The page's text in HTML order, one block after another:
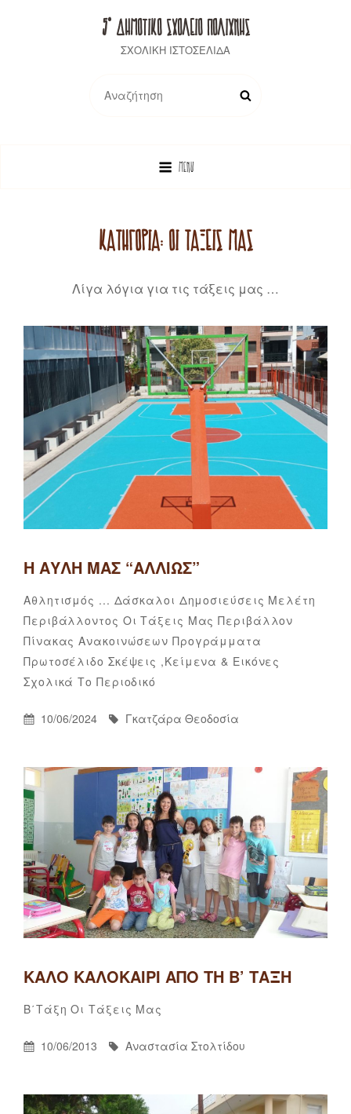
5° ΔΗΜΟΤΙΚΟ ΣΧΟΛΕΙΟ ΠΟΛΙΧΝΗΣ
ΣΧΟΛΙΚΗ ΙΣΤΟΣΕΛΙΔΑ
for:
MENU
ΚΑΤΗΓΟΡΊΑ:ΟΙ ΤΆΞΕΙΣ ΜΑΣ
Λίγα λόγια για τις τάξεις μας …
Η ΑΥΛΉ ΜΑΣ “ΑΛΛΙΏΣ”
Categories
Αθλητισμός ... Δάσκαλοι Δημοσιεύσεις Μελέτη
Περιβάλλοντος Οι Τάξεις Μας Περιβάλλον
Πίνακας Ανακοινώσεων Προγράμματα
Πρωτοσέλιδο Σκέψεις ,κείμενα & Εικόνες
Σχολικά Το ΠεριοδικόΓκατζάρα
Posted
10/06/2024 By
Γκατζάρα Θεοδοσία
ΚΑΛΌ ΚΑΛΟΚΑΊΡΙ ΑΠΌ ΤΗ Β’ ΤΆΞΗ
Categories
Β΄τάξη Οι Τάξεις ΜαςΑναστασία
Στολτίδου
στο
Posted
10/06/2013 By
Αναστασία Στολτίδου